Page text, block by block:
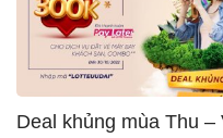
Deal khủng mùa Thu –